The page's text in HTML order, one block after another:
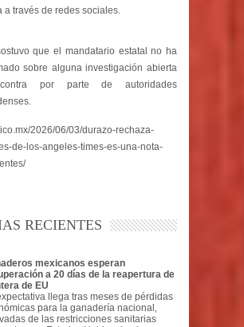
a través de redes sociales.
que el mandatario estatal no ha
sobre alguna investigación abierta
por parte de autoridades
2026/06/03/durazo-rechaza-
de-los-angeles-times-es-una-nota-
RECIENTES
mexicanos esperan
a 20 días de la reapertura de
de EU
llega tras meses de pérdidas
para la ganadería nacional,
de las restricciones sanitarias